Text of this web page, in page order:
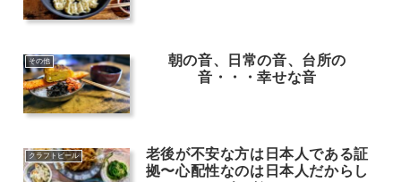
その他
朝の音、日常の音、台所の
音・・・幸せな音
クラフトビール
老後が不安な方は日本人である証
拠〜心配性なのは日本人だからし